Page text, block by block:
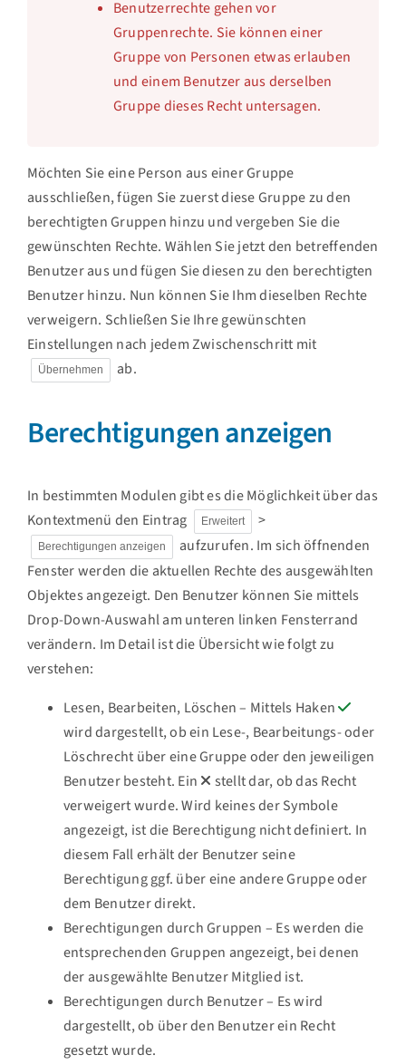
Benutzerrechte gehen vor
Gruppenrechte. Sie können einer
Gruppe von Personen etwas erlauben
und einem Benutzer aus derselben
Gruppe dieses Recht untersagen.
Möchten Sie eine Person aus einer Gruppe
ausschließen, fügen Sie zuerst diese Gruppe zu den
berechtigten Gruppen hinzu und vergeben Sie die
gewünschten Rechte. Wählen Sie jetzt den betreffenden
Benutzer aus und fügen Sie diesen zu den berechtigten
Benutzer hinzu. Nun können Sie Ihm dieselben Rechte
verweigern. Schließen Sie Ihre gewünschten
Einstellungen nach jedem Zwischenschritt mit
Übernehmen ab.
Berechtigungen anzeigen
In bestimmten Modulen gibt es die Möglichkeit über das
Kontextmenü den Eintrag
Erweitert >
Berechtigungen anzeigen
aufzurufen. Im sich öffnenden
Fenster werden die aktuellen Rechte des ausgewählten
Objektes angezeigt. Den Benutzer können Sie mittels
Drop-Down-Auswahl am unteren linken Fensterrand
verändern. Im Detail ist die Übersicht wie folgt zu
verstehen:
Lesen, Bearbeiten, Löschen – Mittels Haken
wird dargestellt, ob ein Lese-, Bearbeitungs- oder
Löschrecht über eine Gruppe oder den jeweiligen
Benutzer besteht. Ein
stellt dar, ob das Recht
verweigert wurde. Wird keines der Symbole
angezeigt, ist die Berechtigung nicht definiert. In
diesem Fall erhält der Benutzer seine
Berechtigung ggf. über eine andere Gruppe oder
dem Benutzer direkt.
Berechtigungen durch Gruppen – Es werden die
entsprechenden Gruppen angezeigt, bei denen
der ausgewählte Benutzer Mitglied ist.
Berechtigungen durch Benutzer – Es wird
dargestellt, ob über den Benutzer ein Recht
gesetzt wurde.